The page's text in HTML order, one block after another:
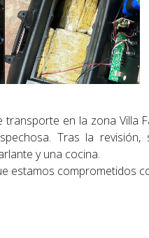
en la zona Villa
Tras la
y una cocina.
estamos comprometidos